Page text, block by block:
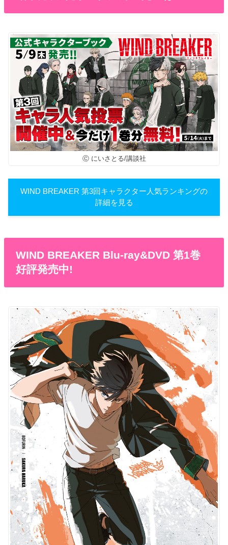
Ⓒ にいさとる/講談社
WIND BREAKER 第3回キャラクター人気ランキングの
詳細を見る
WIND BREAKER Blu-ray&DVD 第1巻
好評発売中!